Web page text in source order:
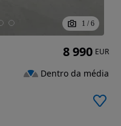
1 / 6
8 990 EUR
Dentro da média